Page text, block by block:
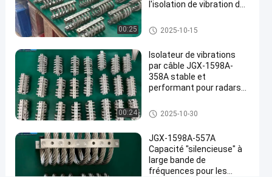
960B
ASSORBEUR
DE
SHOCK
DE
PRING
Amortisseur
câble
métallique
2025-
02-24
51
de vue
Parlez
Partager
#
00:25
l'isolation de vibration des
Amortisseur de vibration de câ
ble métallique
2025-10-15
00:24
Isolateur de vibrations
par câble JGX-1598A-
358A stable et
performant pour radars
équipements de
navigation
Amortisseur de vibration de câ
ble métallique
2025-10-30
JGX-1598A-557A
Capacité "silencieuse" à
large bande de
fréquences pour les